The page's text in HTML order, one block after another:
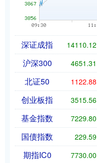
深证成指 14110.12
沪深300 4651.31
北证50 1122.88
创业板指 3515.56
基金指数 7229.80
国债指数 229.59
期指IC0 7730.00